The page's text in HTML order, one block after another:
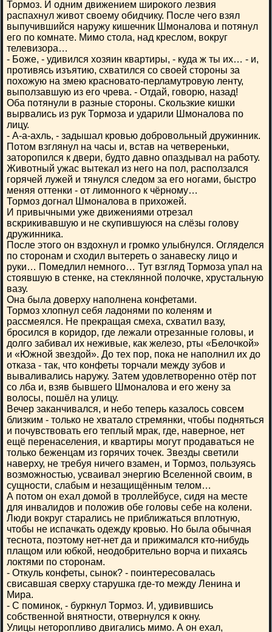
Тормоз. И одним движением широкого лезвия
распахнул живот своему обидчику. После чего взял
выпучившийся наружу кишечник Шмоналова и потянул
его по комнате. Мимо стола, над креслом, вокруг
телевизора…
- Боже, - удивился хозяин квартиры, - куда ж ты их… - и,
противясь изъятию, схватился со своей стороны за
похожую на змею красновато-перламутровую ленту,
выползавшую из его чрева. - Отдай, говорю, назад!
Оба потянули в разные стороны. Скользкие кишки
вырвались из рук Тормоза и ударили Шмоналова по
лицу.
- А-а-ахль, - задышал кровью добровольный дружинник.
Потом взглянул на часы и, встав на четвереньки,
заторопился к двери, будто давно опаздывал на работу.
Животный ужас вытекал из него на пол, расползался
горячей лужей и тянулся следом за его ногами, быстро
меняя оттенки - от лимонного к чёрному…
Тормоз догнал Шмоналова в прихожей.
И привычными уже движениями отрезал
вскрикивавшую и не скупившуюся на слёзы голову
дружинника.
После этого он вздохнул и громко улыбнулся. Огляделся
по сторонам и сходил вытереть о занавеску лицо и
руки… Помедлил немного… Тут взгляд Тормоза упал на
стоявшую в стенке, на стеклянной полочке, хрустальную
вазу.
Она была доверху наполнена конфетами.
Тормоз хлопнул себя ладонями по коленям и
рассмеялся. Не прекращая смеха, схватил вазу,
бросился в коридор, где лежали отрезанные головы, и
долго забивал их неживые, как железо, рты «Белочкой»
и «Южной звездой». До тех пор, пока не наполнил их до
отказа - так, что конфеты торчали между зубов и
вываливались наружу. Затем удовлетворенно отёр пот
со лба и, взяв бывшего Шмоналова и его жену за
волосы, пошёл на улицу.
Вечер заканчивался, и небо теперь казалось совсем
близким - только не хватало стремянки, чтобы подняться
и почувствовать его теплый мрак, где, наверное, нет
ещё перенаселения, и квартиры могут продаваться не
только беженцам из горячих точек. Звезды светили
наверху, не требуя ничего взамен, и Тормоз, пользуясь
возможностью, усваивал энергию Вселенной своим, в
сущности, слабым и незащищённым телом…
А потом он ехал домой в троллейбусе, сидя на месте
для инвалидов и положив обе головы себе на колени.
Люди вокруг старались не приближаться вплотную,
чтобы не испачкать одежду кровью. Но была обычная
теснота, поэтому нет-нет да и прижимался кто-нибудь
плащом или юбкой, неодобрительно ворча и пихаясь
локтями по сторонам.
- Откуль конфеты, сынок? - поинтересовалась
свисавшая сверху старушка где-то между Ленина и
Мира.
- С поминок, - буркнул Тормоз. И, удивившись
собственной внятности, отвернулся к окну.
Улицы неторопливо двигались мимо. А он ехал,